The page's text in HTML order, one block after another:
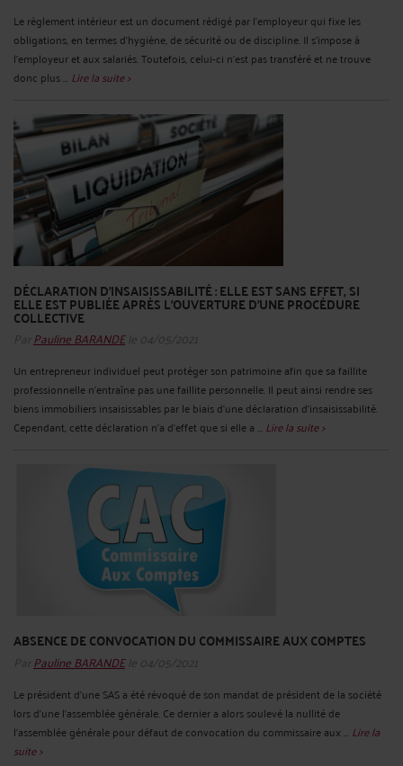
Le règlement intérieur est un document rédigé par l’employeur qui fixe les
obligations, en termes d’hygiène, de sécurité ou de discipline. Il s’impose à
l’employeur et aux salariés. Toutefois, celui-ci n’est pas transféré et ne trouve
donc plus ... Lire la suite >
DÉCLARATION D'INSAISISSABILITÉ : ELLE EST SANS EFFET, SI
ELLE EST PUBLIÉE APRÈS L'OUVERTURE D'UNE PROCÉDURE
COLLECTIVE
Par Pauline BARANDEle 04/05/2021
Un entrepreneur individuel peut protéger son patrimoine afin que sa faillite
professionnelle n’entraîne pas une faillite personnelle. Il peut ainsi rendre ses
biens immobiliers insaisissables par le biais d’une déclaration d’insaisissabilité.
Cependant, cette déclaration n’a d’effet que si elle a ... Lire la suite >
ABSENCE DE CONVOCATION DU COMMISSAIRE AUX COMPTES
Par Pauline BARANDEle 04/05/2021
Le président d’une SAS a été révoqué de son mandat de président de la société
lors d’une l’assemblée générale. Ce dernier a alors soulevé la nullité de
l’assemblée générale pour défaut de convocation du commissaire aux ... Lire la
suite >